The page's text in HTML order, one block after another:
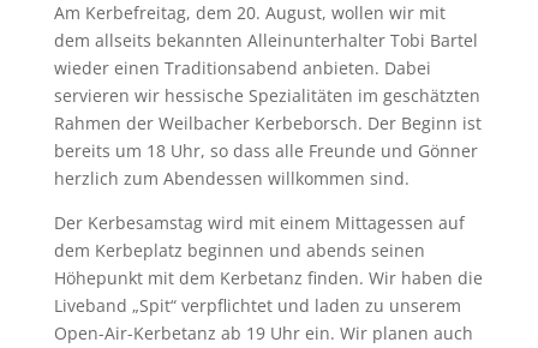
Am Kerbefreitag, dem 20. August, wollen wir mit
dem allseits bekannten Alleinunterhalter Tobi Bartel
wieder einen Traditionsabend anbieten. Dabei
servieren wir hessische Spezialitäten im geschätzten
Rahmen der Weilbacher Kerbeborsch. Der Beginn ist
bereits um 18 Uhr, so dass alle Freunde und Gönner
herzlich zum Abendessen willkommen sind.
Der Kerbesamstag wird mit einem Mittagessen auf
dem Kerbeplatz beginnen und abends seinen
Höhepunkt mit dem Kerbetanz finden. Wir haben die
Liveband „Spit“ verpflichtet und laden zu unserem
Open-Air-Kerbetanz ab 19 Uhr ein. Wir planen auch